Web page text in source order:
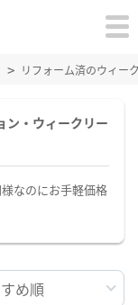
リフォーム済のウィー
ン・ウィークリー
なのにお手軽価格